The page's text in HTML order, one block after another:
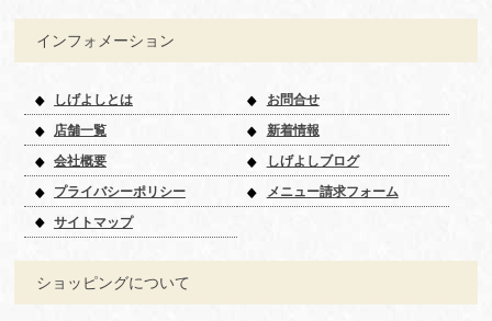
インフォメーション
しげよしとは お問合せ
店舗一覧 新着情報
会社概要 しげよしブログ
プライバシーポリシー メニュー請求フォーム
サイトマップ
ショッピングについて